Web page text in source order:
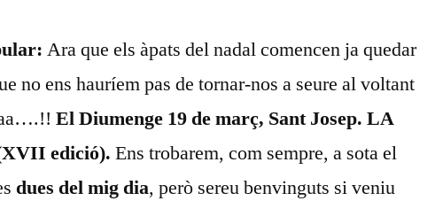
Ara que els àpats del nadal comencen ja quedar
no ens hauríem pas de tornar-nos a seure al voltant
El Diumenge 19 de març, Sant Josep. LA
edició).Ens trobarem, com sempre, a sota el
dues del mig dia, però sereu benvinguts si veniu